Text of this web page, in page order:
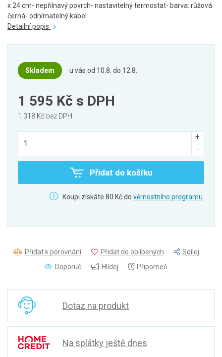
x 24 cm- nepřilnavý povrch- nastavitelný termostat- barva: růžová
černá- odnímatelný kabel
Detailní popis
Skladem u vás od 10.8. do 12.8.
1 595 Kč s DPH
1 318 Kč bez DPH
Přidat do košíku
Koupi získáte 80 Kč do věrnostního programu
Přidat k porovnání Přidat do oblíbených
Sdílej
Doporuč
Hlídej Připomeň
Dotaz na produkt
Na splátky ještě dnes